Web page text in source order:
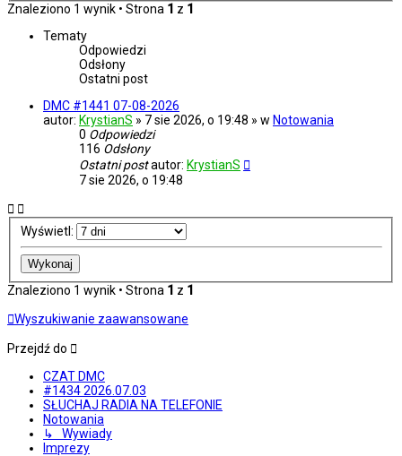
Znaleziono 1 wynik • Strona 1 z 1
Tematy
Odpowiedzi
Odsłony
Ostatni post
DMC #1441 07-08-2026
autor: KrystianS » 7 sie 2026, o 19:48 » w Notowania
0 Odpowiedzi
116 Odsłony
Ostatni postautor: KrystianS
7 sie 2026, o 19:48
Wyświetl:
Znaleziono 1 wynik • Strona 1 z 1
Wyszukiwanie zaawansowane
Przejdź do
CZAT DMC
#1434 2026.07.03
SŁUCHAJ RADIA NA TELEFONIE
Notowania
↳ Wywiady
Imprezy